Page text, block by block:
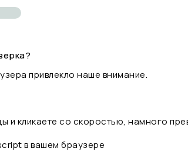
привлекло наше внимание.
и кликаете со скоростью, намного
в вашем браузере